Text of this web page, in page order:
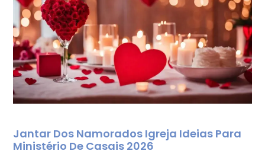
Jantar Dos Namorados Igreja Ideias Para
Ministério De Casais 2026